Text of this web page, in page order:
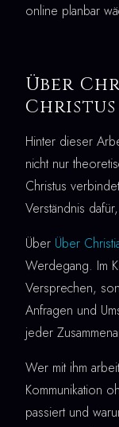
online planbar
Über
Christus
Hinter dieser
nicht nur
Christus
Verständnis
Über Über
Werdegang. Im
Versprechen,
Anfragen und
jeder
Wer mit ihm
Kommunikation
passiert und